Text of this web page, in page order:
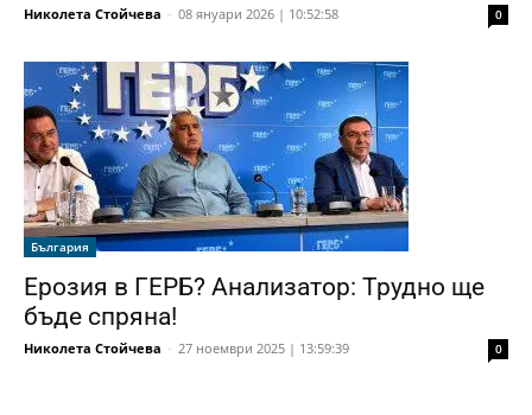
Николета Стойчева - 08 януари 2026 | 10:52:58 0
България
Ерозия в ГЕРБ? Анализатор: Трудно ще
бъде спряна!
Николета Стойчева - 27 ноември 2025 | 13:59:39 0